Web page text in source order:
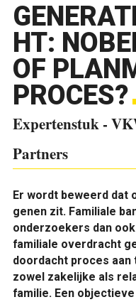
HT:
OF
PROCES?
Expertenstuk -
Partners
Er wordt beweerd dat
genen zit. Familiale
onderzoekers dan
familiale overdracht
doordacht proces aan
zowel zakelijke als
familie. Een